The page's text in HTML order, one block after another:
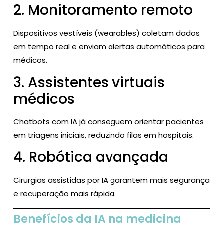
2. Monitoramento remoto
Dispositivos vestíveis (wearables) coletam dados
em tempo real e enviam alertas automáticos para
médicos.
3. Assistentes virtuais
médicos
Chatbots com IA já conseguem orientar pacientes
em triagens iniciais, reduzindo filas em hospitais.
4. Robótica avançada
Cirurgias assistidas por IA garantem mais segurança
e recuperação mais rápida.
Benefícios da IA na medicina